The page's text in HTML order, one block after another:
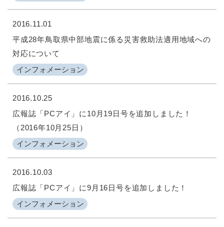
2016.11.01
インフォメーション
平成28年鳥取県中部地震に係る災害救助法適用地域への
対応について
2016.10.25
インフォメーション
広報誌「PCアイ」に10月19日号を追加しました！
（2016年10月25日）
2016.10.03
インフォメーション
広報誌「PCアイ」に9月16日号を追加しました！